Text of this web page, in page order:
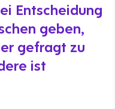
Entscheidung
geben,
gefragt zu
ist